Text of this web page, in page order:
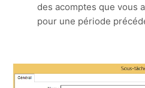
des acomptes que vous
pour une période